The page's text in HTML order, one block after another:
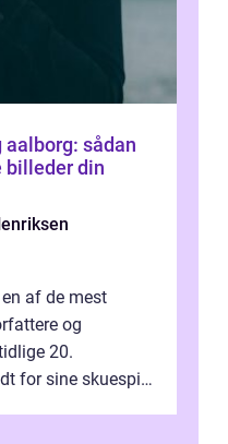
sådan
billeder din
af de mest
og
20.
for sine skuespil.